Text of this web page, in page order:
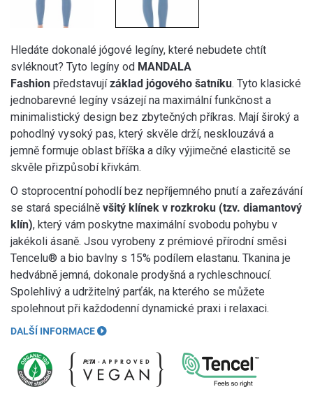
Hledáte dokonalé jógové legíny, které nebudete chtít
svléknout? Tyto legíny od MANDALA
Fashion představujízáklad jógového šatníku. Tyto klasické
jednobarevné legíny vsázejí na maximální funkčnost a
minimalistický design bez zbytečných příkras. Mají široký a
pohodlný vysoký pas, který skvěle drží, nesklouzává a
jemně formuje oblast bříška a díky výjimečné elasticitě se
skvěle přizpůsobí křivkám.
O stoprocentní pohodlí bez nepříjemného pnutí a zařezávání
se stará speciálně všitý klínek v rozkroku (tzv. diamantový
klín), který vám poskytne maximální svobodu pohybu v
jakékoli ásaně. Jsou vyrobeny z prémiové přírodní směsi
Tencelu® a bio bavlny s 15% podílem elastanu. Tkanina je
hedvábně jemná, dokonale prodyšná a rychleschnoucí.
Spolehlivý a udržitelný parťák, na kterého se můžete
spolehnout při každodenní dynamické praxi i relaxaci.
DALŠÍ INFORMACE